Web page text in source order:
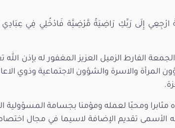
ارْجِعِي إِلَى رَبِّكِ رَاضِيَةً مَّرْضِيَّة فَادْخُلِي فِي
الفارط الزميل العزيز المغفور له بإذن الله
والاسرة والشؤون الاجتماعية وذوي
مثابرا ومحبّا لعمله ومؤمنا بجسامة المسؤولية
الأسمى تقديم الإضافة لاسيما في مجال